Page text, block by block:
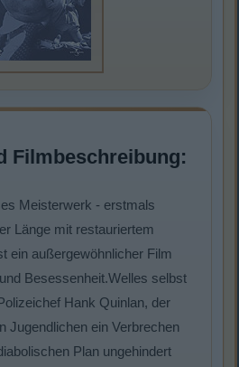
Filmbeschreibung:
Meisterwerk - erstmals
Länge mit restauriertem
ein außergewöhnlicher Film
Besessenheit.Welles selbst
Hank Quinlan, der
Jugendlichen ein Verbrechen
Plan ungehindert